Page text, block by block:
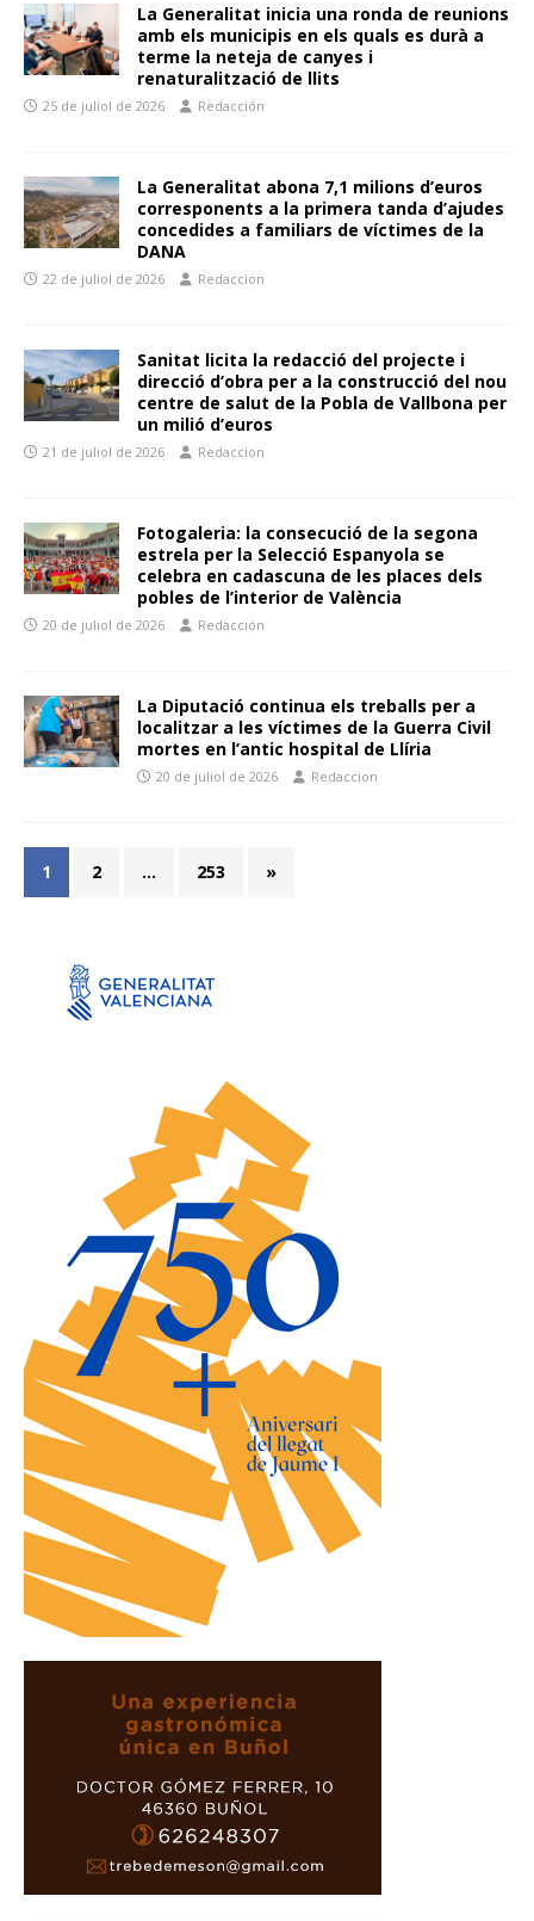
La Generalitat inicia una ronda de reunions
amb els municipis en els quals es durà a
terme la neteja de canyes i
renaturalització de llits
25 de juliol de 2026 Redacción
La Generalitat abona 7,1 milions d’euros
corresponents a la primera tanda d’ajudes
concedides a familiars de víctimes de la
DANA
22 de juliol de 2026 Redaccion
Sanitat licita la redacció del projecte i
direcció d’obra per a la construcció del nou
centre de salut de la Pobla de Vallbona per
un milió d’euros
21 de juliol de 2026 Redaccion
Fotogaleria: la consecució de la segona
estrela per la Selecció Espanyola se
celebra en cadascuna de les places dels
pobles de l’interior de València
20 de juliol de 2026 Redacción
La Diputació continua els treballs per a
localitzar a les víctimes de la Guerra Civil
mortes en l’antic hospital de Llíria
20 de juliol de 2026 Redaccion
1 2 … 253 »